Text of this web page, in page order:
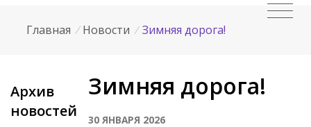
Главная / Новости / Зимняя дорога!
Архив
новостей
Зимняя дорога!
30 ЯНВАРЯ 2026